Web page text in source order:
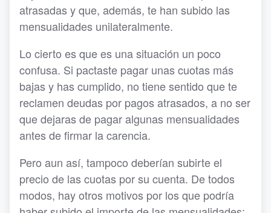
atrasadas y que, además, te han subido las
mensualidades unilateralmente.
Lo cierto es que es una situación un poco
confusa. Si pactaste pagar unas cuotas más
bajas y has cumplido, no tiene sentido que te
reclamen deudas por pagos atrasados, a no ser
que dejaras de pagar algunas mensualidades
antes de firmar la carencia.
Pero aun así, tampoco deberían subirte el
precio de las cuotas por su cuenta. De todos
modos, hay otros motivos por los que podría